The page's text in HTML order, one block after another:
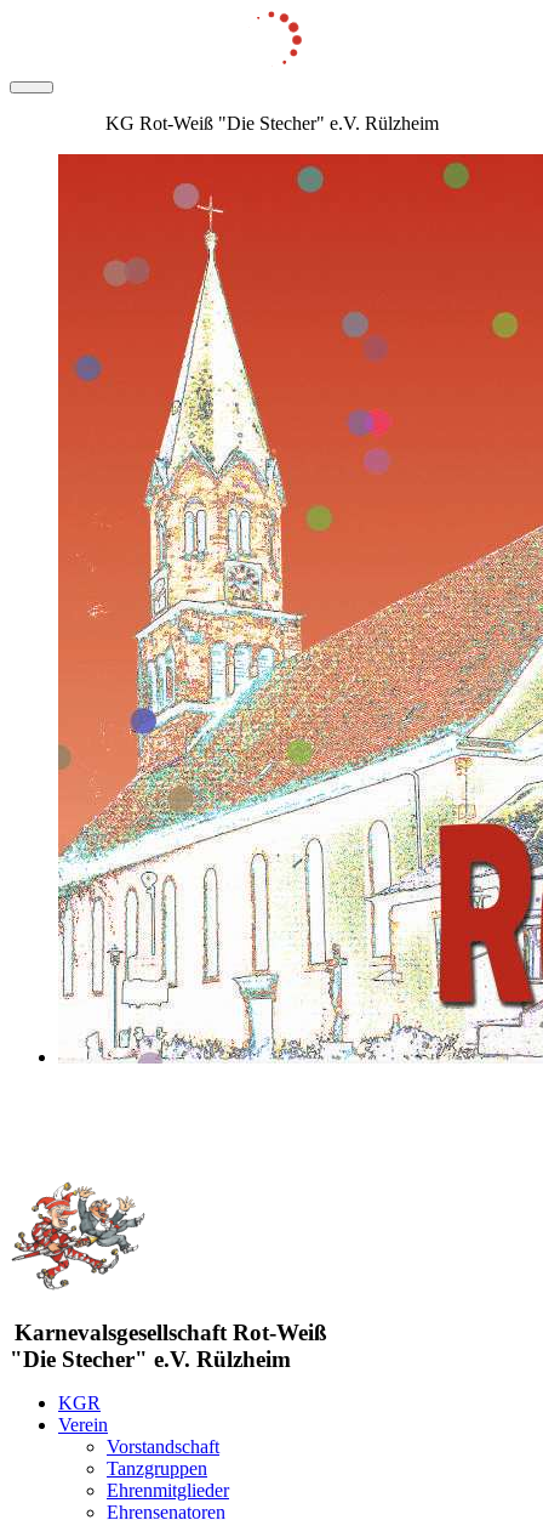
KG Rot-Weiß "Die Stecher" e.V. Rülzheim
Karnevalsgesellschaft Rot-Weiß
"Die Stecher" e.V. Rülzheim
KGR
Verein
Vorstandschaft
Tanzgruppen
Ehrenmitglieder
Ehrensenatoren